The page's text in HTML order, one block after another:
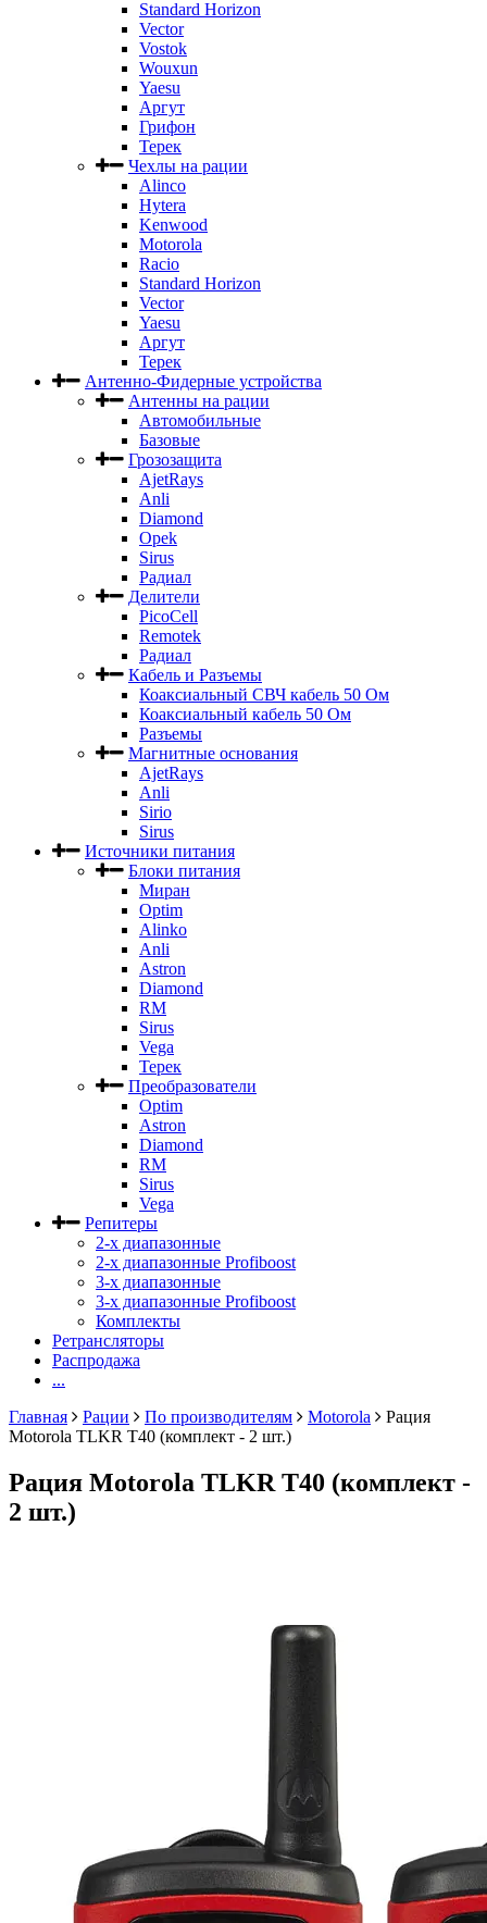
Standard Horizon
Vector
Vostok
Wouxun
Yaesu
Аргут
Грифон
Терек
Чехлы на рации
Alinco
Hytera
Kenwood
Motorola
Racio
Standard Horizon
Vector
Yaesu
Аргут
Терек
Антенно-Фидерные устройства
Антенны на рации
Автомобильные
Базовые
Грозозащита
AjetRays
Anli
Diamond
Opek
Sirus
Радиал
Делители
PicoCell
Remotek
Радиал
Кабель и Разъемы
Коаксиальный СВЧ кабель 50 Ом
Коаксиальный кабель 50 Ом
Разъемы
Магнитные основания
AjetRays
Anli
Sirio
Sirus
Источники питания
Блоки питания
Миран
Optim
Alinko
Anli
Astron
Diamond
RM
Sirus
Vega
Терек
Преобразователи
Optim
Astron
Diamond
RM
Sirus
Vega
Репитеры
2-х диапазонные
2-х диапазонные Profiboost
3-х диапазонные
3-х диапазонные Profiboost
Комплекты
Ретрансляторы
Распродажа
...
Главная
Рации По производителям Motorola
Рация
Motorola TLKR T40 (комплект - 2 шт.)
Рация Motorola TLKR T40 (комплект -
2 шт.)